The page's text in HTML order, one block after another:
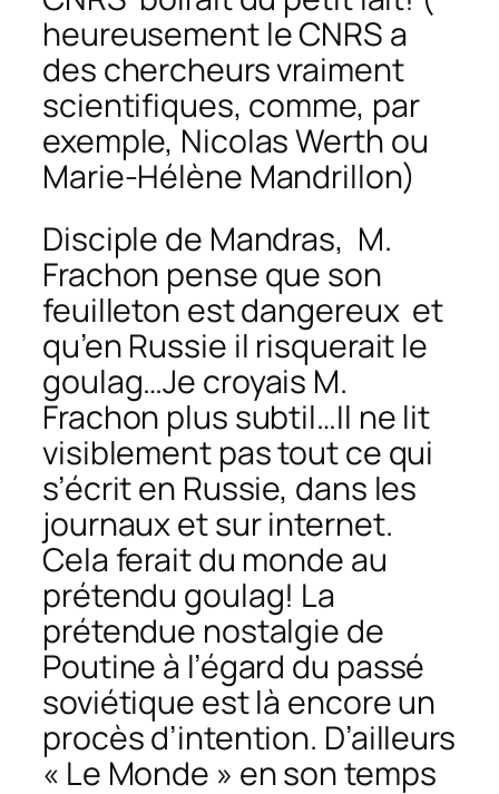
heureusement le CNRS a
des chercheurs vraiment
scientifiques, comme, par
exemple, Nicolas Werth ou
Marie-Hélène Mandrillon)
Disciple de Mandras, M.
Frachon pense que son
feuilleton est dangereux et
qu’en Russie il risquerait le
goulag…Je croyais M.
Frachon plus subtil…Il ne lit
visiblement pas tout ce qui
s’écrit en Russie, dans les
journaux et sur internet.
Cela ferait du monde au
prétendu goulag! La
prétendue nostalgie de
Poutine à l’égard du passé
soviétique est là encore un
procès d’intention. D’ailleurs
« Le Monde » en son temps